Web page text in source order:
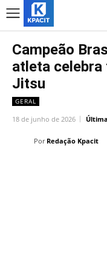
Campeão
atleta
Jitsu
GERAL
18 de junho de 2026
Por Redação Kpacit